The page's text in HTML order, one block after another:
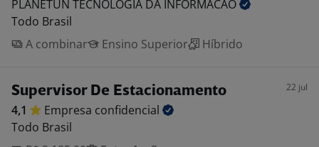
PLANETUN TECNOLOGIA DA INFORMACAO
Todo Brasil
A combinar
Ensino Superior Híbrido
Supervisor De Estacionamento 22 jul
4,1 Empresa confidencial
Todo Brasil